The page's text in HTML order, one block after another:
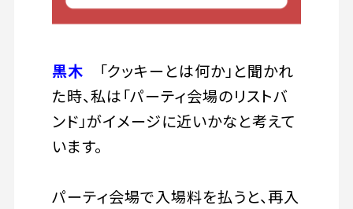
黒木 「クッキーとは何か」と聞かれ
た時、私は「パーティ会場のリストバ
ンド」がイメージに近いかなと考えて
います。
パーティ会場で入場料を払うと、再入